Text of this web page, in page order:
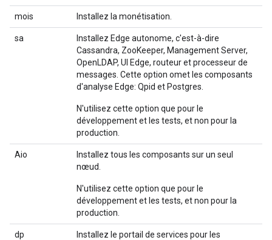
mois Installez la monétisation.
sa
Installez Edge autonome, c'est-à-dire
Cassandra, ZooKeeper, Management Server,
OpenLDAP, UI Edge, routeur et processeur de
messages. Cette option omet les composants
d'analyse Edge: Qpid et Postgres.
N'utilisez cette option que pour le
développement et les tests, et non pour la
production.
Aio
Installez tous les composants sur un seul
nœud.
N'utilisez cette option que pour le
développement et les tests, et non pour la
production.
dp
Installez le portail de services pour les